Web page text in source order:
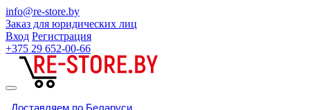
info@re-store.by
Заказ для юридических лиц
Вход Регистрация
+375 29 652-00-66